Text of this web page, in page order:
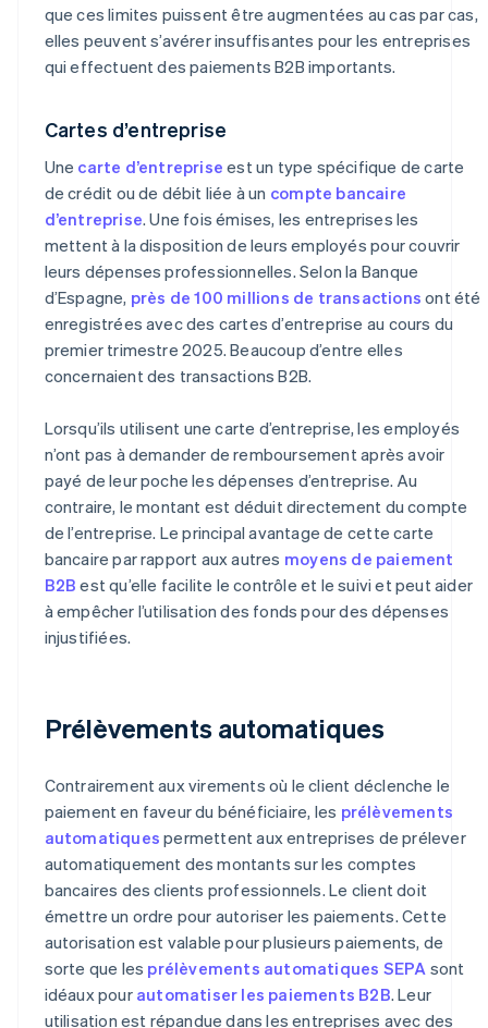
que ces limites puissent être augmentées au cas par cas,
elles peuvent s’avérer insuffisantes pour les entreprises
qui effectuent des paiements B2B importants.
Cartes d’entreprise
Une carte d’entreprise est un type spécifique de carte
de crédit ou de débit liée à un compte bancaire
d’entreprise. Une fois émises, les entreprises les
mettent à la disposition de leurs employés pour couvrir
leurs dépenses professionnelles. Selon la Banque
d’Espagne, près de 100 millions de transactions ont été
enregistrées avec des cartes d’entreprise au cours du
premier trimestre 2025. Beaucoup d’entre elles
concernaient des transactions B2B.
Lorsqu’ils utilisent une carte d’entreprise, les employés
n’ont pas à demander de remboursement après avoir
payé de leur poche les dépenses d’entreprise. Au
contraire, le montant est déduit directement du compte
de l’entreprise. Le principal avantage de cette carte
bancaire par rapport aux autres moyens de paiement
B2B est qu’elle facilite le contrôle et le suivi et peut aider
à empêcher l’utilisation des fonds pour des dépenses
injustifiées.
Prélèvements automatiques
Contrairement aux virements où le client déclenche le
paiement en faveur du bénéficiaire, les prélèvements
automatiques permettent aux entreprises de prélever
automatiquement des montants sur les comptes
bancaires des clients professionnels. Le client doit
émettre un ordre pour autoriser les paiements. Cette
autorisation est valable pour plusieurs paiements, de
sorte que les prélèvements automatiques SEPA sont
idéaux pour automatiser les paiements B2B. Leur
utilisation est répandue dans les entreprises avec des